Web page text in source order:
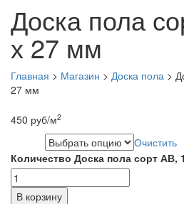
Доска пола
х 27 мм
Главная > Магазин > Доска пола >
27 мм
450 руб/м2
Очистить
Количество Доска пола сорт АВ,
В корзину